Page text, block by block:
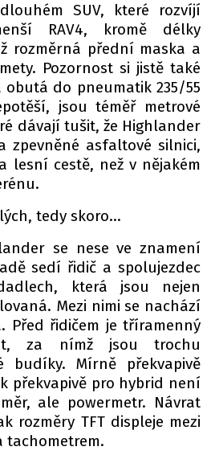
KODEX
KONTAKT
INZERCE
/ COOKIES
s.r.o., IČ: 118 23 054
SUV, které rozvíjí
RAV4, kromě délky
rozměrná přední maska a
Pozornost si jistě také
do pneumatik 235/55
jsou téměř metrové
dávají tušit, že Highlander
asfaltové silnici,
lesní cestě, než v nějakém
tedy skoro...
se nese ve znamení
sedí řidič a spolujezdec
která jsou nejen
Mezi nimi se nachází
Před řidičem je tříramenný
za nímž jsou trochu
budíky. Mírně překvapivě
překvapivě pro hybrid není
ale powermetr. Návrat
rozměry TFT displeje mezi
tachometrem.